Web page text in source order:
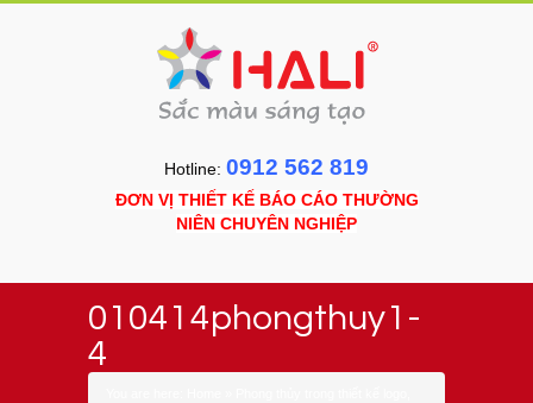
Hotline: 0912 562 819
ĐƠN VỊ THIẾT KẾ BÁO CÁO THƯỜNG
NIÊN CHUYÊN NGHIỆP
010414phongthuy1-
4